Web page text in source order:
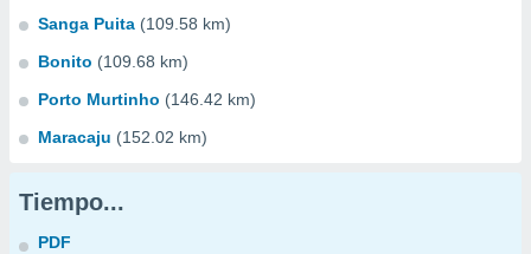
Sanga Puita (109.58 km)
Bonito (109.68 km)
Porto Murtinho (146.42 km)
Maracaju (152.02 km)
Tiempo...
PDF